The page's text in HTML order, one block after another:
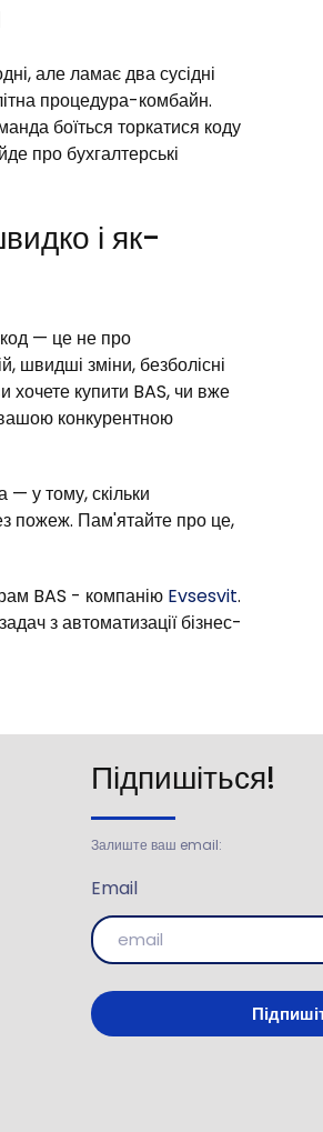
але ламає два сусідні
процедура-комбайн.
боїться торкатися коду
про бухгалтерські
і як-
— це не про
швидші зміни, безболісні
хочете купити BAS, чи вже
вашою конкурентною
— у тому, скільки
пожеж. Пам'ятайте про це,
BAS - компанію Evsesvit.
з автоматизації бізнес-
Підпишіться!
Залиште ваш email:
Email